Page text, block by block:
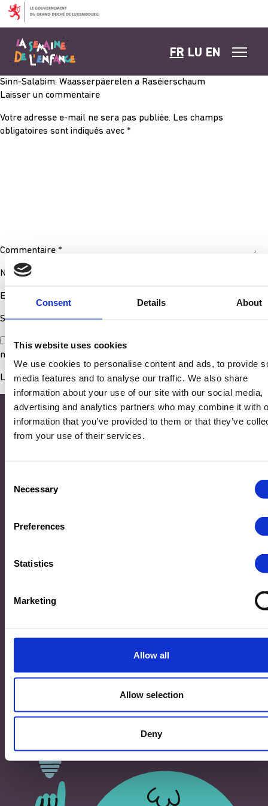
Consent Details About
This website uses cookies
We use cookies to personalise content and ads, to provide
media features and to analyse our traffic. We also share
information about your use of our site with our social media,
advertising and analytics partners who may combine it with
information that you’ve provided to them or that they’ve
from your use of their services.
Selection
Necessary
Preferences
Statistics
Marketing
Allow all
Allow selection
Deny
Aller au contenu
FR LU EN
Sinn-Salabim: Waasserpäerelen a Raséierschaum
Laisser un commentaire
Votre adresse e-mail ne sera pas publiée. Les champs
obligatoires sont indiqués avec *
Commentaire *
Nom*
E-mail
Site web
Enregistrer mon nom, mon e-mail et mon site dans le
navigateur pour mon prochain commentaire.
Adresse
©2026 Ministère de l’Éducation nationale, de l’Enfance